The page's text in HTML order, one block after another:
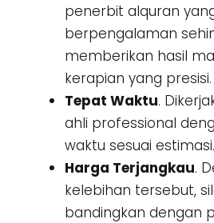
penerbit alquran
berpengalaman
memberikan hasil
kerapian yang presisi.
Tepat Waktu.
ahli professional
waktu sesuai estimasi.
Harga Terjangkau.
kelebihan tersebut,
bandingkan dengan